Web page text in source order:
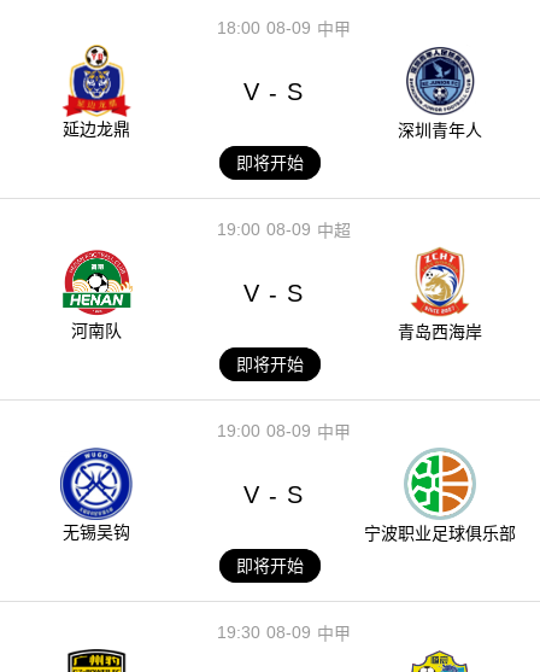
08-09
18:00 中甲
延边龙鼎
V - S
深圳青年人
即将开始
08-09
19:00 中超
河南队
V - S
青岛西海岸
即将开始
08-09
19:00 中甲
无锡吴钩
V - S
宁波职业足球俱乐部
即将开始
08-09
19:30 中甲